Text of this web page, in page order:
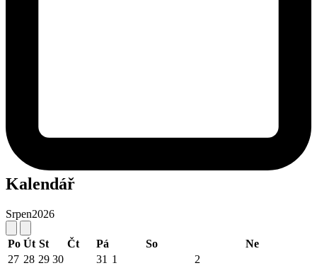
Kalendář
Srpen2026
Po Út St Čt Pá So
Ne
27 28 29 30 31 1 2